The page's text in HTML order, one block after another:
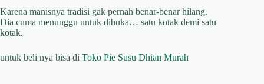
Karena manisnya tradisi gak pernah benar-benar hilang.
Dia cuma menunggu untuk dibuka… satu kotak demi satu
kotak.
untuk beli nya bisa di Toko Pie Susu Dhian Murah